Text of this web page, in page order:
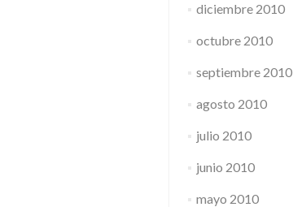
diciembre 2010
octubre 2010
septiembre 2010
agosto 2010
julio 2010
junio 2010
mayo 2010